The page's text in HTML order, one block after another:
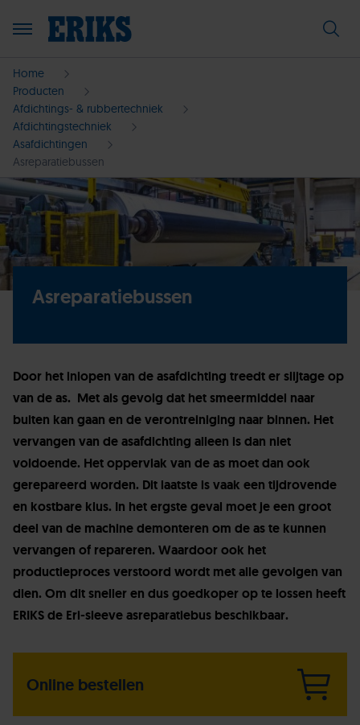
Home
Producten
Afdichtings- & rubbertechniek
Afdichtingstechniek
Asafdichtingen
Asreparatiebussen
Asreparatiebussen
Door het inlopen van de asafdichting treedt er slijtage op
van de as. Met als gevolg dat het smeermiddel naar
buiten kan gaan en de verontreiniging naar binnen. Het
vervangen van de asafdichting alleen is dan niet
voldoende. Het oppervlak van de as moet dan ook
gerepareerd worden. Dit laatste is vaak een tijdrovende
en kostbare klus. In het ergste geval moet je een groot
deel van de machine demonteren om de as te kunnen
vervangen of repareren. Waardoor ook het
productieproces verstoord wordt met alle gevolgen van
dien. Om dit sneller en dus goedkoper op te lossen heeft
ERIKS de Eri-sleeve asreparatiebus beschikbaar.
Online bestellen